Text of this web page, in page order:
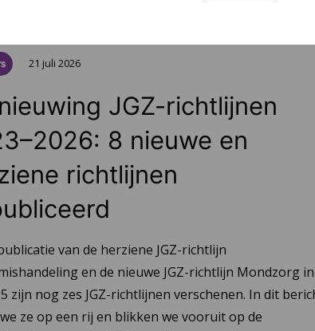
21 juli 2026
JGZ-richtlijnen
8 nieuwe en
richtlijnen
van de herziene JGZ-richtlijn
en de nieuwe JGZ-richtlijn Mondzorg in
zijn nog zes JGZ-richtlijnen verschenen. In dit
ze op een rij en blikken we vooruit op de